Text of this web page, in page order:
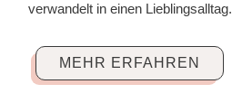
verwandelt in einen Lieblingsalltag.
MEHR ERFAHREN